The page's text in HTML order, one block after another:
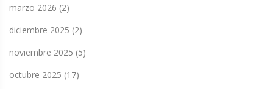
marzo 2026 (2)
diciembre 2025 (2)
noviembre 2025 (5)
octubre 2025 (17)